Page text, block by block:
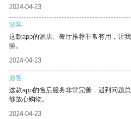
2024-04-23
游客
这款app的酒店、餐厅推荐非常有用，让
验。
2024-04-23
游客
这款app的售后服务非常完善，遇到问题
够放心购物。
2024-04-23